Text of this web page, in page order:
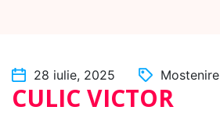
28 iulie, 2025 Mostenire
CULIC VICTOR